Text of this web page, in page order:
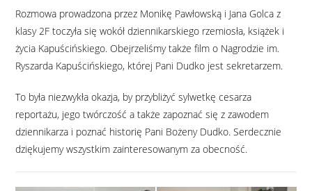
Rozmowa prowadzona przez Monikę Pawłowską i Jana Golca z
klasy 2F toczyła się wokół dziennikarskiego rzemiosła, książek i
życia Kapuścińskiego. Obejrzeliśmy także film o Nagrodzie im.
Ryszarda Kapuścińskiego, której Pani Dudko jest sekretarzem.
To była niezwykła okazja, by przybliżyć sylwetkę cesarza
reportażu, jego twórczość a także zapoznać się z zawodem
dziennikarza i poznać historię Pani Bożeny Dudko. Serdecznie
dziękujemy wszystkim zainteresowanym za obecność.